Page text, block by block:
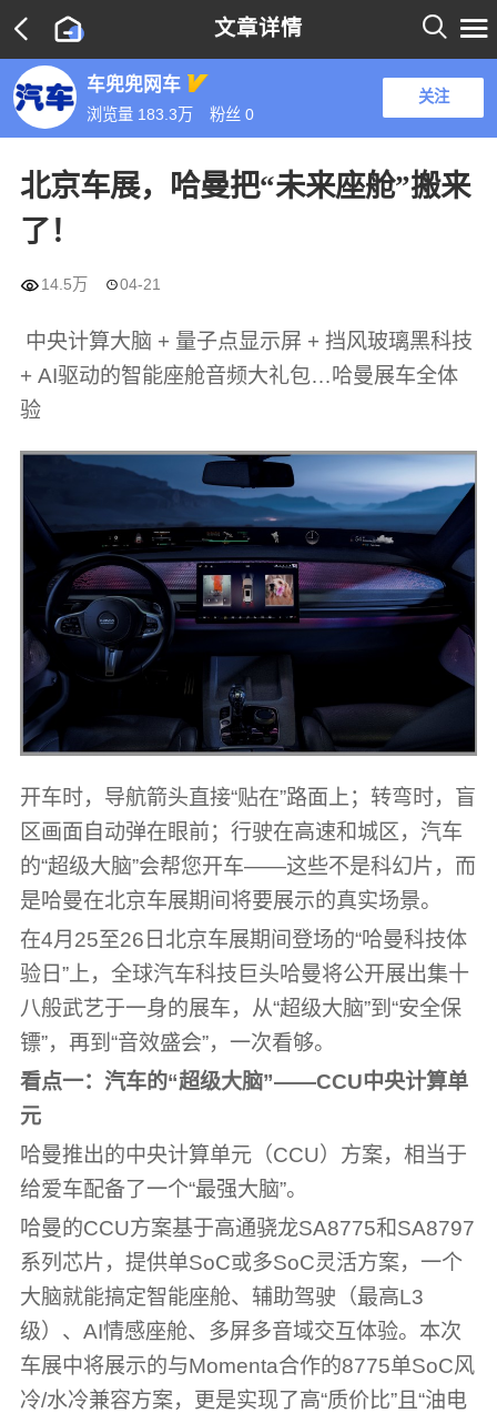
文章详情  
车兜兜网车
浏览量 183.3万 粉丝 0
关注
北京车展，哈曼把“未来座舱”搬来
了！
14.5万 04-21
中央计算大脑 + 量子点显示屏 + 挡风玻璃黑科技
+ AI驱动的智能座舱音频大礼包…哈曼展车全体
验
开车时，导航箭头直接“贴在”路面上；转弯时，盲
区画面自动弹在眼前；行驶在高速和城区，汽车
的“超级大脑”会帮您开车——这些不是科幻片，而
是哈曼在北京车展期间将要展示的真实场景。
在4月25至26日北京车展期间登场的“哈曼科技体
验日”上，全球汽车科技巨头哈曼将公开展出集十
八般武艺于一身的展车，从“超级大脑”到“安全保
镖”，再到“音效盛会”，一次看够。
看点一：汽车的“超级大脑”——CCU中央计算单
元
哈曼推出的中央计算单元（CCU）方案，相当于
给爱车配备了一个“最强大脑”。
哈曼的CCU方案基于高通骁龙SA8775和SA8797
系列芯片，提供单SoC或多SoC灵活方案，一个
大脑就能搞定智能座舱、辅助驾驶（最高L3
级）、AI情感座舱、多屏多音域交互体验。本次
车展中将展示的与Momenta合作的8775单SoC风
冷/水冷兼容方案，更是实现了高“质价比”且“油电